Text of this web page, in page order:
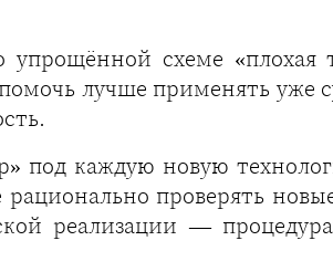
схеме «плохая
лучше применять уже
под каждую новую
проверять
реализации —